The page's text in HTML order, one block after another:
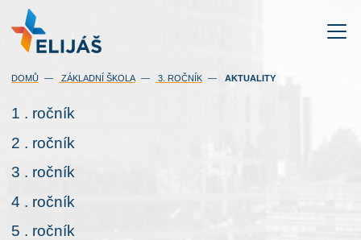
DOMŮ ZÁKLADNÍ ŠKOLA 3. ROČNÍK AKTUALITY(AKTUÁLNÍ)
1 . ročník
2 . ročník
3 . ročník
4 . ročník
5 . ročník